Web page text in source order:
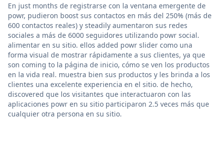
En just months de registrarse con la ventana emergente de
powr, pudieron boost sus contactos en más del 250% (más de
600 contactos reales) y steadily aumentaron sus redes
sociales a más de 6000 seguidores utilizando powr social.
alimentar en su sitio. ellos added powr slider como una
forma visual de mostrar rápidamente a sus clientes, ya que
son coming to la página de inicio, cómo se ven los productos
en la vida real. muestra bien sus productos y les brinda a los
clientes una excelente experiencia en el sitio. de hecho,
discovered que los visitantes que interactuaron con las
aplicaciones powr en su sitio participaron 2.5 veces más que
cualquier otra persona en su sitio.